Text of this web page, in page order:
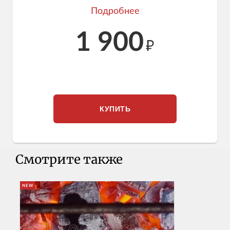
Мгновенный доступ к курсу сразу после его
4 видеозанятия с шефами-преподавателями
1 900₽
КУПИТЬ
Смотрите также
NEW